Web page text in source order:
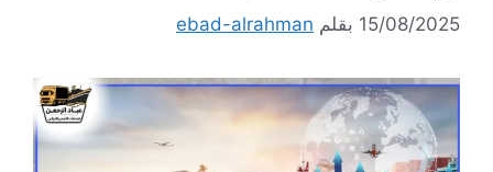
15/08/2025 بقلم ebad-alrahman